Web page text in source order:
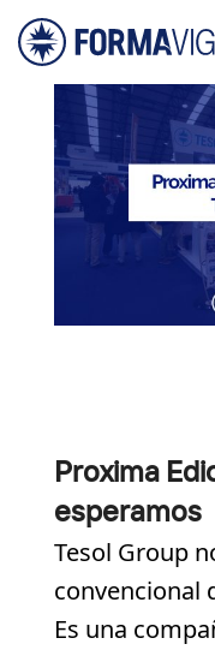
Proxima
esperamos
Tesol Group
convencional
Es una